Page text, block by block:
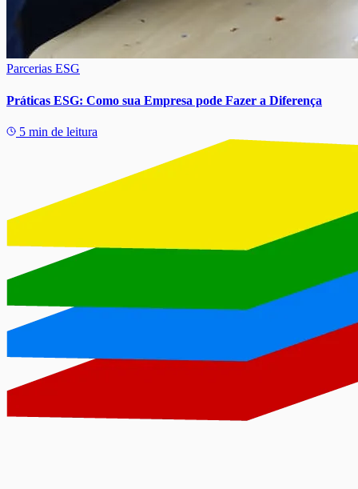
Parcerias ESG
Práticas ESG: Como sua Empresa pode Fazer a Diferença
5 min de leitura